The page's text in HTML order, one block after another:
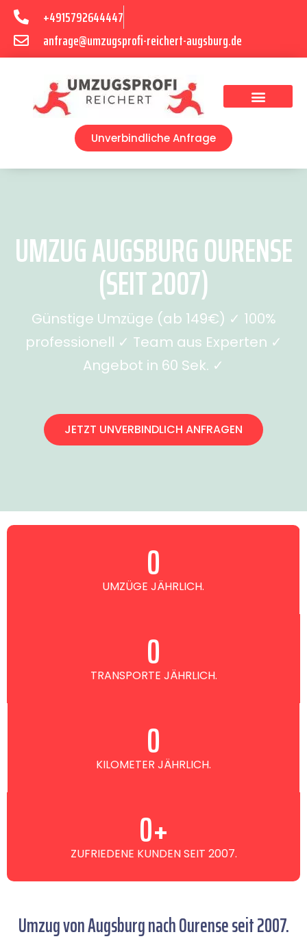
+4915792644447
anfrage@umzugsprofi-reichert-augsburg.de
Unverbindliche Anfrage
UMZUG AUGSBURG OURENSE
(SEIT 2007)
Günstige Umzüge (ab 149€) ✓ 100%
professionell ✓ Team aus Experten ✓
Angebot in 60 Sek. ✓
JETZT UNVERBINDLICH ANFRAGEN
UMZÜGE JÄHRLICH.
0
TRANSPORTE JÄHRLICH.
0
KILOMETER JÄHRLICH.
0
ZUFRIEDENE KUNDEN SEIT 2007.
0+
Umzug von Augsburg nach Ourense seit 2007.